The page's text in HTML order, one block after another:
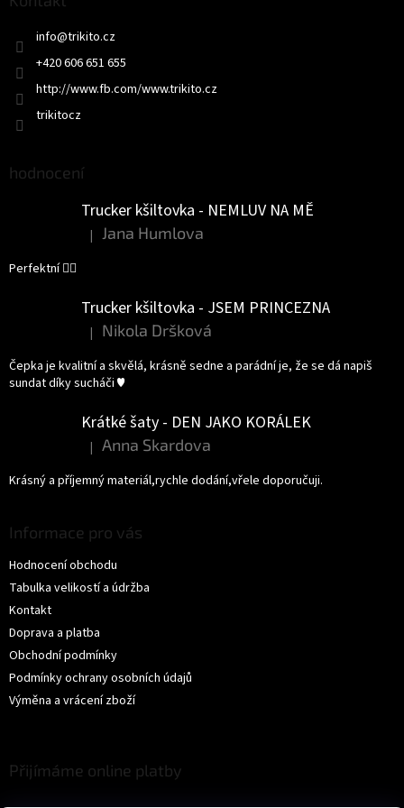
info@trikito.cz
+420 606 651 655
http://www.fb.com/www.trikito.cz
trikitocz
hodnocení
Trucker kšiltovka - NEMLUV NA MĚ
Hodnocení produktu je 5 z 5 hvězdiček.
| Jana Humlova
Perfektní 👌🏻
Trucker kšiltovka - JSEM PRINCEZNA
Hodnocení produktu je 5 z 5 hvězdiček.
| Nikola Dršková
Čepka je kvalitní a skvělá, krásně sedne a parádní je, že se dá napiš
sundat díky sucháči ♥️
Krátké šaty - DEN JAKO KORÁLEK
Hodnocení produktu je 5 z 5 hvězdiček.
| Anna Skardova
Krásný a příjemný materiál,rychle dodání,vřele doporučuji.
Informace pro vás
Hodnocení obchodu
Tabulka velikostí a údržba
Kontakt
Doprava a platba
Obchodní podmínky
Podmínky ochrany osobních údajů
Výměna a vrácení zboží
Přijímáme online platby